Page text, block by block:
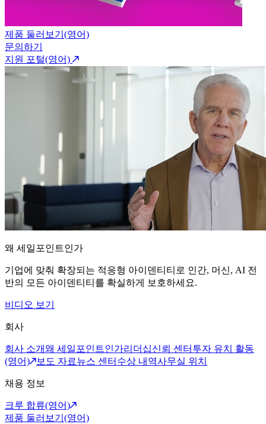
제품 둘러보기(영어)
문의하기
지원 포털(영어)
왜 세일포인트인가
기업에 맞춰 확장되는 적응형 아이덴티티로 인간, 머신, AI 전
반의 모든 아이덴티티를 확실하게 보호하세요.
비디오 보기
회사
회사 소개왜 세일포인트인가리더십신뢰 센터 투자 유치 활동
(영어)
보도 자료뉴스 센터 수상 내역사무실 위치
채용 정보
크루 합류(영어)
제품 둘러보기(영어)